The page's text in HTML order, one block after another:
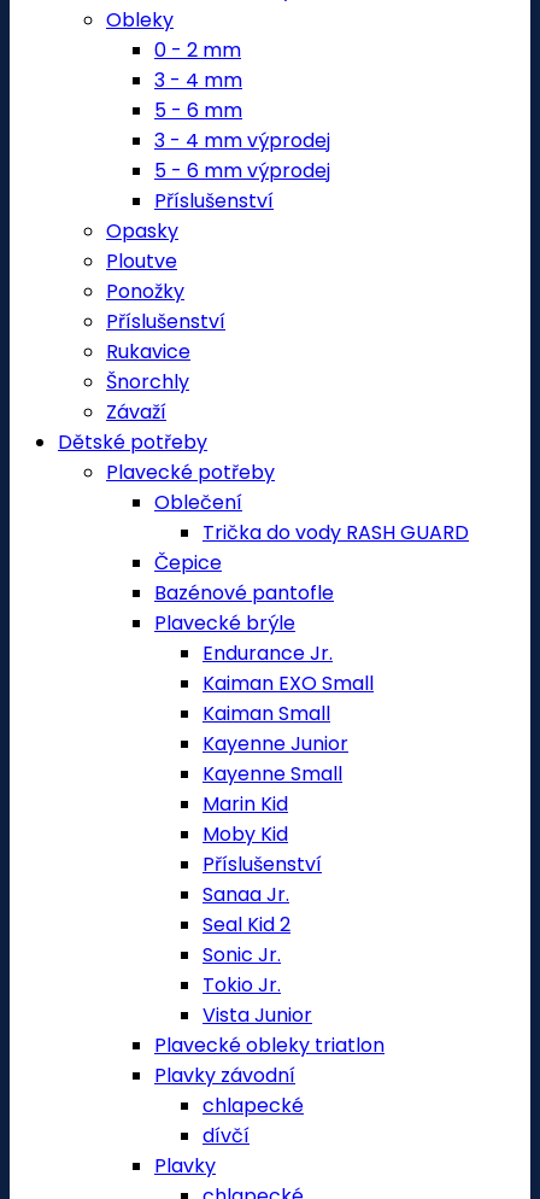
Obleky
0 - 2 mm
3 - 4 mm
5 - 6 mm
3 - 4 mm výprodej
5 - 6 mm výprodej
Příslušenství
Opasky
Ploutve
Ponožky
Příslušenství
Rukavice
Šnorchly
Závaží
Dětské potřeby
Plavecké potřeby
Oblečení
Trička do vody RASH GUARD
Čepice
Bazénové pantofle
Plavecké brýle
Endurance Jr.
Kaiman EXO Small
Kaiman Small
Kayenne Junior
Kayenne Small
Marin Kid
Moby Kid
Příslušenství
Sanaa Jr.
Seal Kid 2
Sonic Jr.
Tokio Jr.
Vista Junior
Plavecké obleky triatlon
Plavky závodní
chlapecké
dívčí
Plavky